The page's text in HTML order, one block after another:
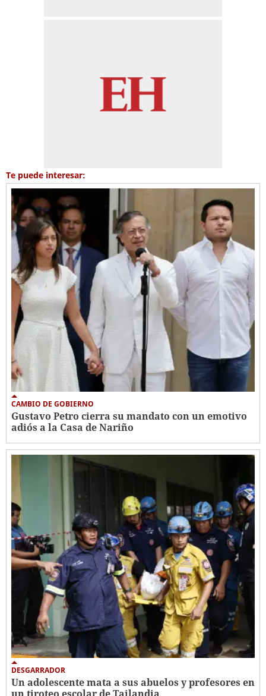
Te puede interesar:
CAMBIO DE GOBIERNO
Gustavo Petro cierra su mandato con un emotivo
adiós a la Casa de Nariño
DESGARRADOR
Un adolescente mata a sus abuelos y profesores en
un tiroteo escolar de Tailandia